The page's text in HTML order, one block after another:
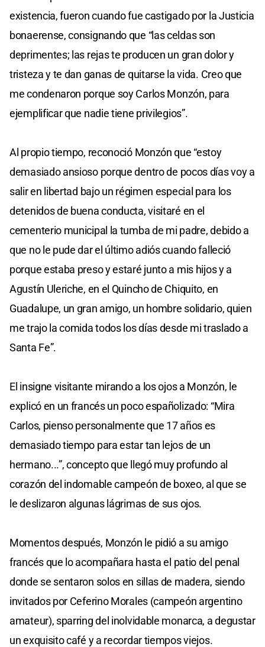
existencia, fueron cuando fue castigado por la Justicia
bonaerense, consignando que “las celdas son
deprimentes; las rejas te producen un gran dolor y
tristeza y te dan ganas de quitarse la vida. Creo que
me condenaron porque soy Carlos Monzón, para
ejemplificar que nadie tiene privilegios”.
Al propio tiempo, reconoció Monzón que “estoy
demasiado ansioso porque dentro de pocos días voy a
salir en libertad bajo un régimen especial para los
detenidos de buena conducta, visitaré en el
cementerio municipal la tumba de mi padre, debido a
que no le pude dar el último adiós cuando falleció
porque estaba preso y estaré junto a mis hijos y a
Agustín Uleriche, en el Quincho de Chiquito, en
Guadalupe, un gran amigo, un hombre solidario, quien
me trajo la comida todos los días desde mi traslado a
Santa Fe”.
El insigne visitante mirando a los ojos a Monzón, le
explicó en un francés un poco españolizado: “Mira
Carlos, pienso personalmente que 17 años es
demasiado tiempo para estar tan lejos de un
hermano...”, concepto que llegó muy profundo al
corazón del indomable campeón de boxeo, al que se
le deslizaron algunas lágrimas de sus ojos.
Momentos después, Monzón le pidió a su amigo
francés que lo acompañara hasta el patio del penal
donde se sentaron solos en sillas de madera, siendo
invitados por Ceferino Morales (campeón argentino
amateur), sparring del inolvidable monarca, a degustar
un exquisito café y a recordar tiempos viejos.